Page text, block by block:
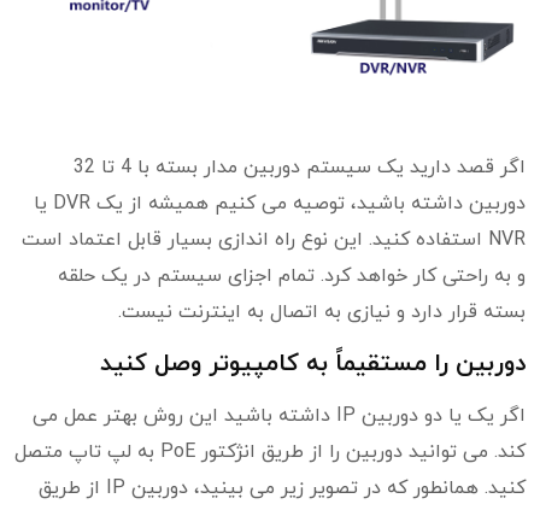
اگر قصد دارید یک سیستم دوربین مدار بسته با 4 تا 32
دوربین داشته باشید، توصیه می کنیم همیشه از یک DVR یا
NVR استفاده کنید. این نوع راه اندازی بسیار قابل اعتماد است
و به راحتی کار خواهد کرد. تمام اجزای سیستم در یک حلقه
بسته قرار دارد و نیازی به اتصال به اینترنت نیست.
دوربین را مستقیماً به کامپیوتر وصل کنید
اگر یک یا دو دوربین IP داشته باشید این روش بهتر عمل می
کند. می توانید دوربین را از طریق انژکتور PoE به لپ تاپ متصل
کنید. همانطور که در تصویر زیر می بینید، دوربین IP از طریق